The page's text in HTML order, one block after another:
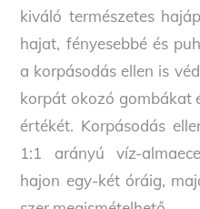
kiváló természetes
hajat, fényesebbé és
a korpásodás ellen is
korpát okozó gombákat
értékét. Korpásodás
1:1 arányú víz-
hajon egy-két óráig,